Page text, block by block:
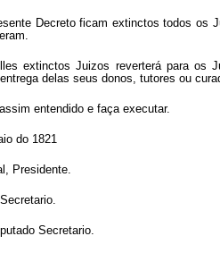
Decreto ficam extinctos todos
extinctos Juizos reverterá para os
delas seus donos, tutores ou
entendido e faça executar.
do 1821
Presidente.
Secretario.